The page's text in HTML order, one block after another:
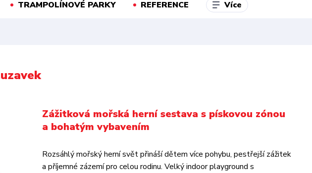
TRAMPOLÍNOVÉ PARKY REFERENCE Více
Zážitková mořská herní sestava s pískovou zónou
a bohatým vybavením
Rozsáhlý mořský herní svět přináší dětem více pohybu, pestřejší zážitek
a příjemné zázemí pro celou rodinu. Velký indoor playground s